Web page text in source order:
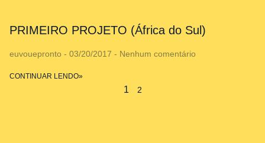
PRIMEIRO PROJETO (África do Sul)
euvouepronto 03/20/2017 Nenhum comentário
CONTINUAR LENDO»
1 2